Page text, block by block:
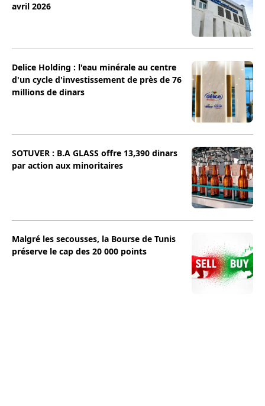
avril 2026
Delice Holding : l'eau minérale au centre
d'un cycle d'investissement de près de 76
millions de dinars
SOTUVER : B.A GLASS offre 13,390 dinars
par action aux minoritaires
Malgré les secousses, la Bourse de Tunis
préserve le cap des 20 000 points